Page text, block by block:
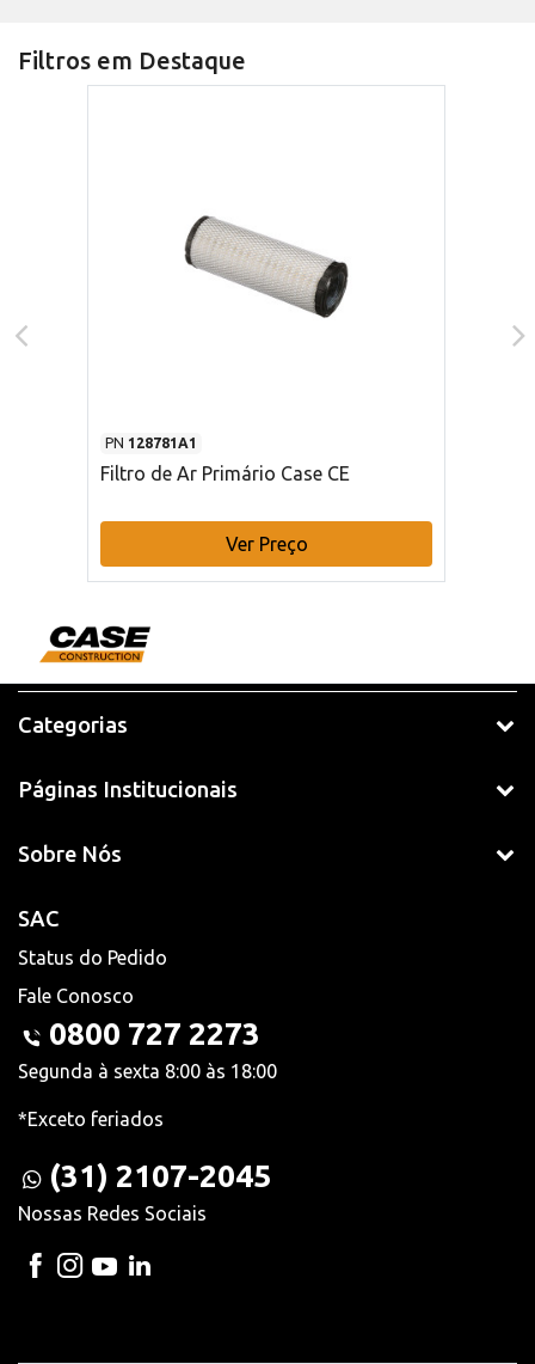
Filtros em Destaque
PN 128781A1
Filtro de Ar Primário Case CE
Ver Preço
Categorias
Páginas Institucionais
Sobre Nós
SAC
Status do Pedido
Fale Conosco
0800 727 2273
Segunda à sexta 8:00 às 18:00
*Exceto feriados
(31) 2107-2045
Nossas Redes Sociais